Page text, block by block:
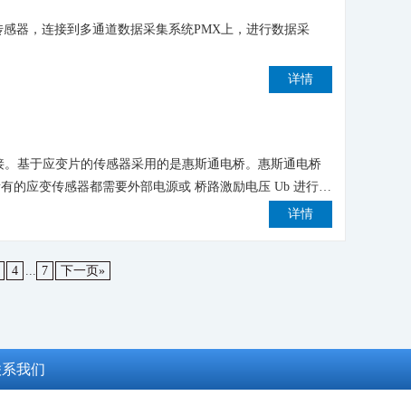
器，连接到多通道数据采集系统PMX上，进行数据采
详情
基于应变片的传感器采用的是惠斯通电桥。惠斯通电桥
的应变传感器都需要外部电源或 桥路激励电压 Ub 进行供
详情
4 ... 7 下一页»
我们